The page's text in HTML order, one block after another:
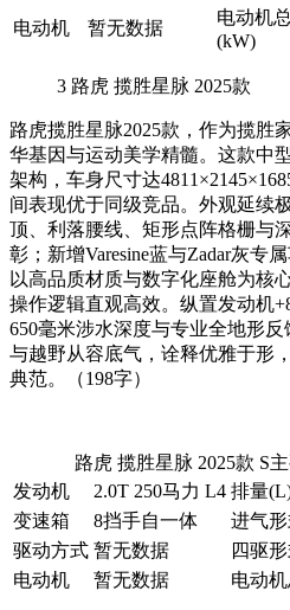
电动机 暂无数据
电动机
(kW)
3 路虎 揽胜星脉 2025款
路虎揽胜星脉2025款，作为揽胜
华基因与运动美学精髓。这款中
架构，车身尺寸达
间表现优于同级竞品。外观延续
顶、利落腰线、矩形点阵格栅与
彰；新增Varesine蓝与Zadar灰专
以高品质材质与数字化座舱为核
操作逻辑直观高效。纵置发动机
650毫米涉水深度与专业全地形
与越野从容底气，诠释优雅于形
典范。（198字）
路虎 揽胜星脉 2025款 S
发动机
2.0T 250马力 L4 排量
变速箱
8挡手自一体 进气
驱动方式 暂无数据 四驱
电动机
暂无数据 电动